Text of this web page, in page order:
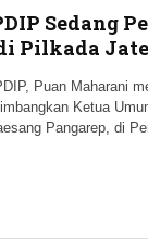
Sedang
Pilkada
Puan Maharani
Ketua
Pangarep, di